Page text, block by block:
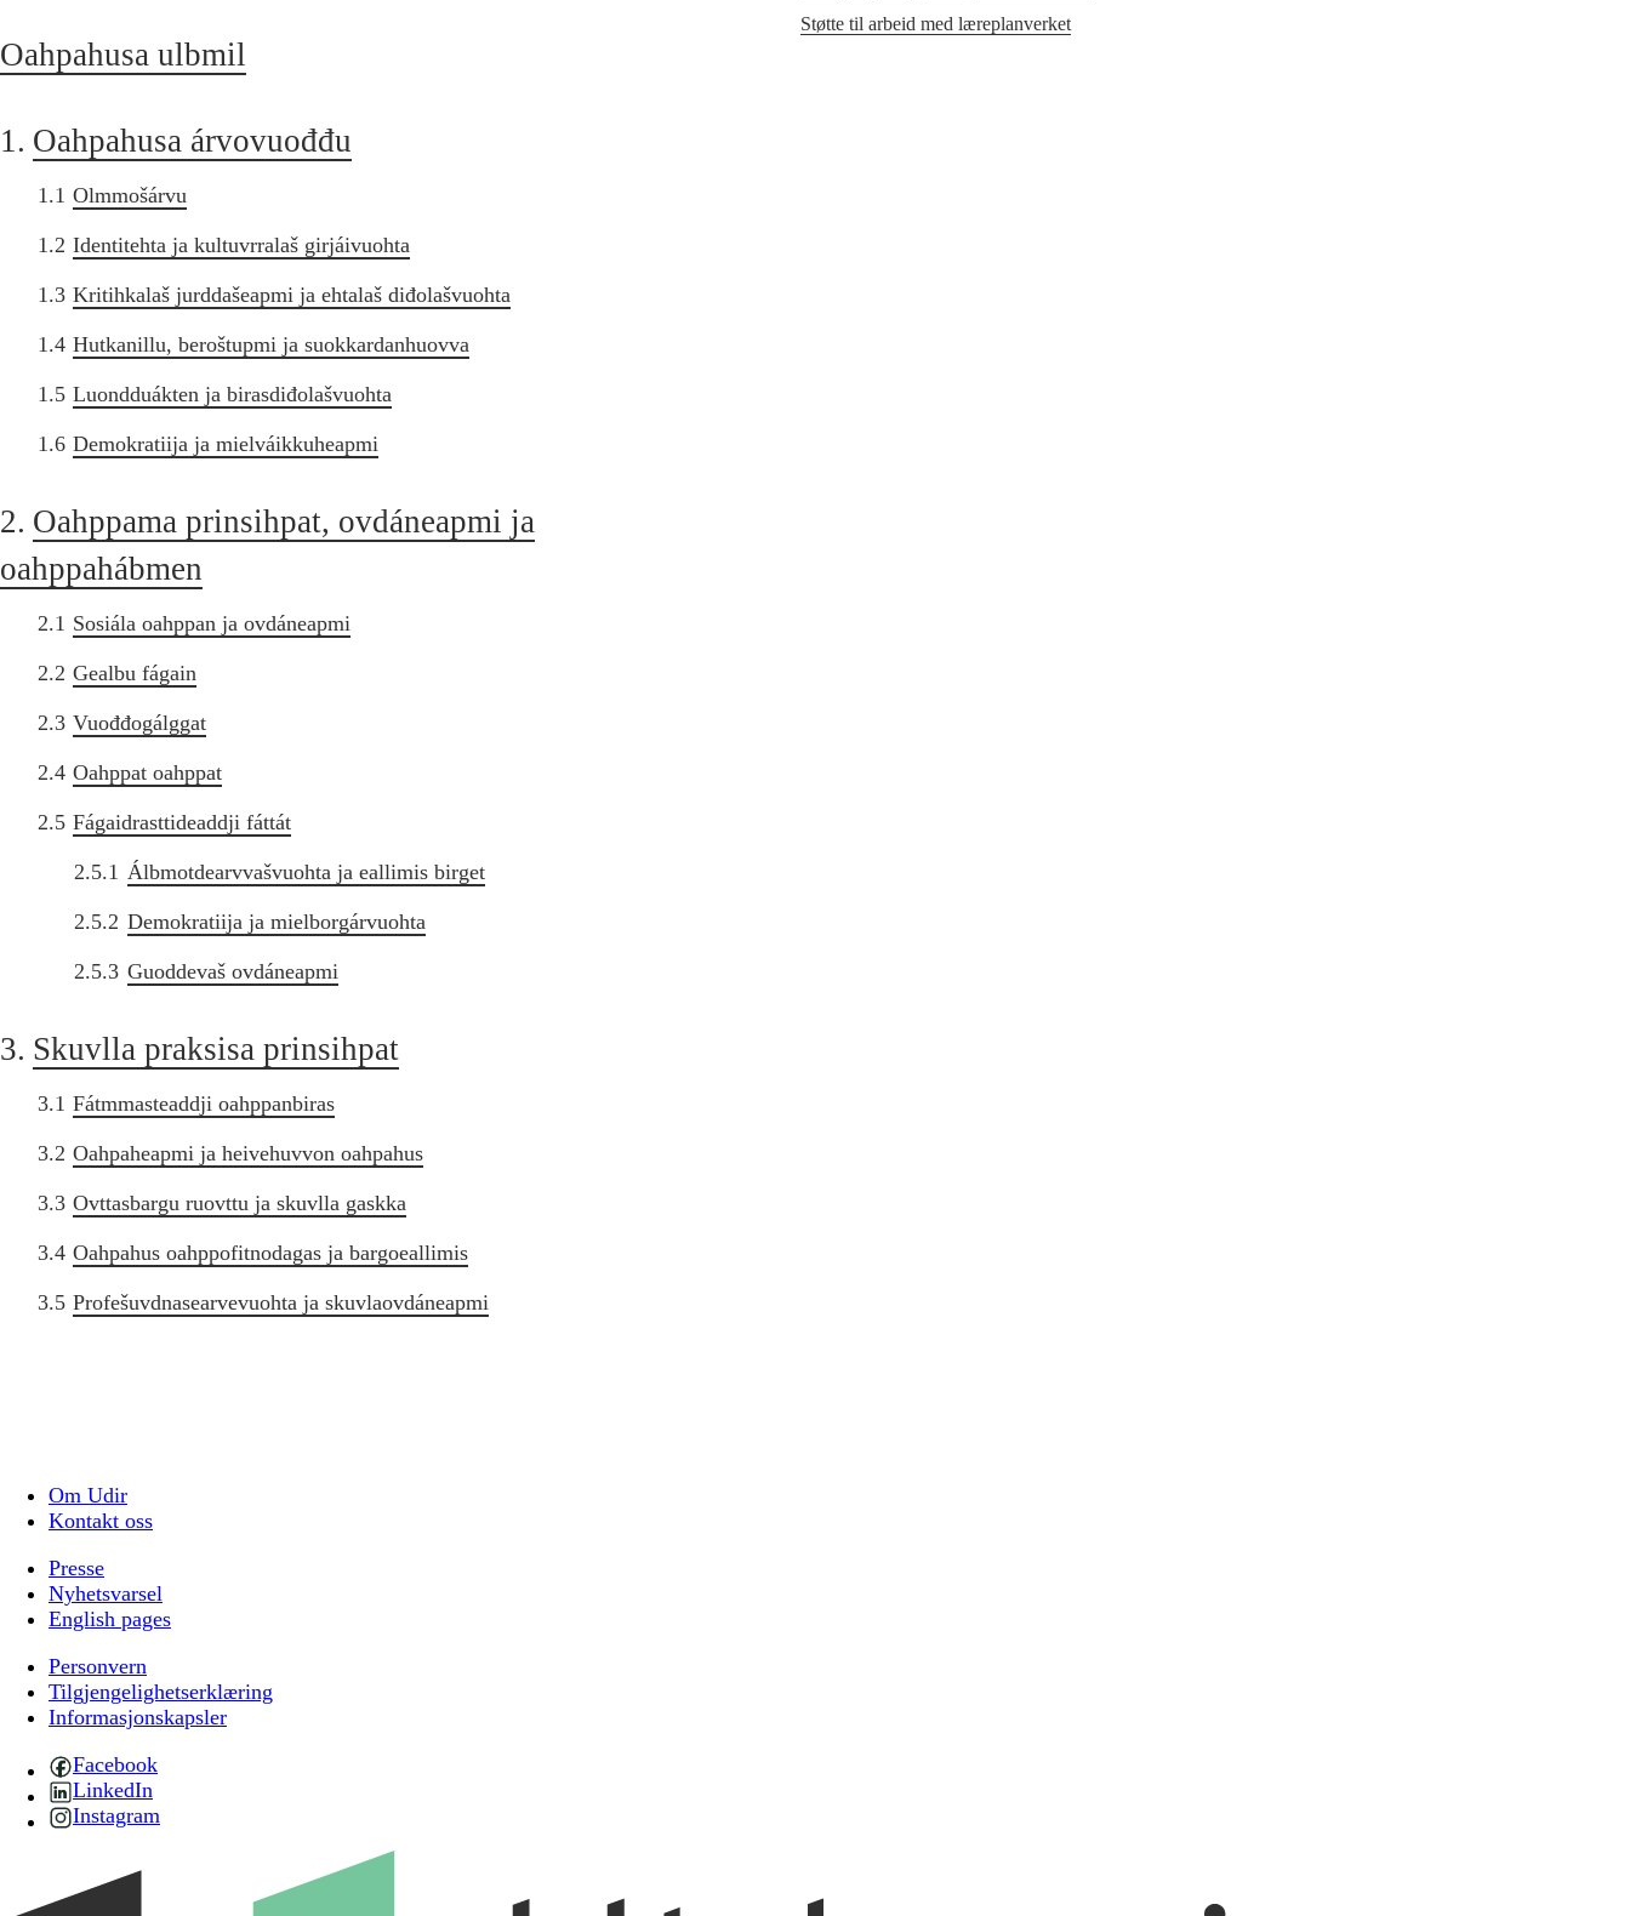
Oahpahusa ulbmil
1. Oahpahusa árvovuođđu
1.1 Olmmošárvu
1.2 Identitehta ja kultuvrralaš girjáivuohta
1.3 Kritihkalaš jurddašeapmi ja ehtalaš diđolašvuohta
1.4 Hutkanillu, beroštupmi ja suokkardanhuovva
1.5 Luondduákten ja birasdiđolašvuohta
1.6 Demokratiija ja mielváikkuheapmi
2. Oahppama prinsihpat, ovdáneapmi ja
oahppahábmen
2.1 Sosiála oahppan ja ovdáneapmi
2.2 Gealbu fágain
2.3 Vuođđogálggat
2.4 Oahppat oahppat
2.5 Fágaidrasttideaddji fáttát
2.5.1 Álbmotdearvvašvuohta ja eallimis birget
2.5.2 Demokratiija ja mielborgárvuohta
2.5.3 Guoddevaš ovdáneapmi
3. Skuvlla praksisa prinsihpat
3.1 Fátmmasteaddji oahppanbiras
3.2 Oahpaheapmi ja heivehuvvon oahpahus
3.3 Ovttasbargu ruovttu ja skuvlla gaskka
3.4 Oahpahus oahppofitnodagas ja bargoeallimis
3.5 Profešuvdnasearvevuohta ja skuvlaovdáneapmi
Støtte til arbeid med læreplanverket
Om Udir
Kontakt oss
Presse
Nyhetsvarsel
English pages
Personvern
Tilgjengelighetserklæring
Informasjonskapsler
Facebook
LinkedIn
Instagram